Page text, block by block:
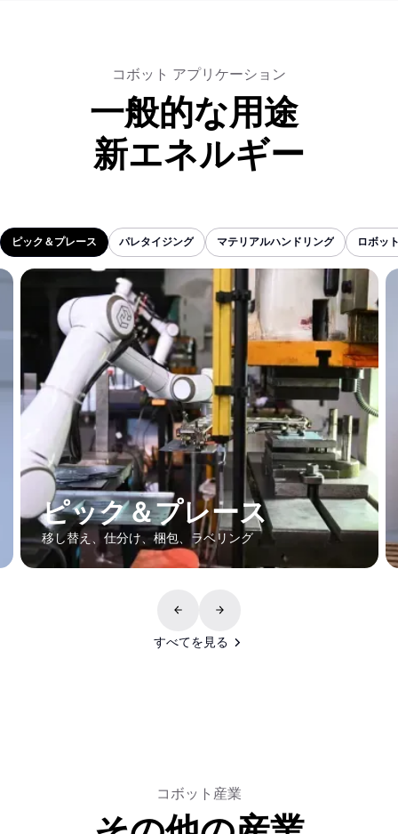
コボット アプリケーション
一般的な用途
新エネルギー
ピック＆プレース
ピック＆プレース
パレタイジング
パレタイジング
マテリアルハンドリング
マテリアルハンドリング
ロボッ
ロボッ
ス
リング
パレタイジング
パレタイジング、スタッキング、
すべてを見る
コボット産業